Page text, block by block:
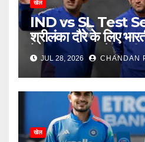
खेल
IND vs SL Test
श्रीलंका दौरे के लिए
ऐलान, बुमराह-जडेजा की
मिला बड़ा मौका
JUL 28, 2026 CHANDAN
खेल